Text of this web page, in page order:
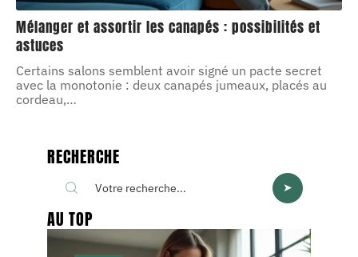
Mélanger et assortir les canapés : possibilités et
astuces
Certains salons semblent avoir signé un pacte secret
avec la monotonie : deux canapés jumeaux, placés au
cordeau,…
RECHERCHE
AU TOP